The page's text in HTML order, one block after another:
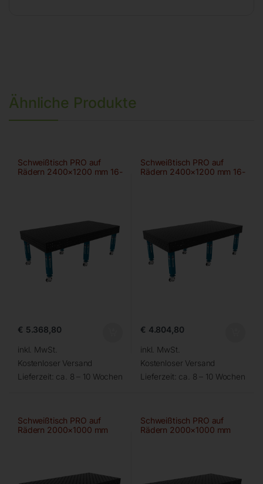
Ähnliche Produkte
Schweißtisch PRO auf
Rädern 2400×1200 mm 16-
€ 5.368,80
inkl. MwSt.
Kostenloser Versand
Lieferzeit: ca. 8 – 10 Wochen
Schweißtisch PRO auf
Rädern 2400×1200 mm 16-
€ 4.804,80
inkl. MwSt.
Kostenloser Versand
Lieferzeit: ca. 8 – 10 Wochen
Schweißtisch PRO auf
Rädern 2000×1000 mm
Schweißtisch PRO auf
Rädern 2000×1000 mm